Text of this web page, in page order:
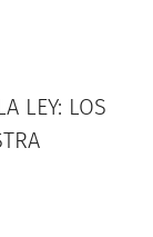
LEY: LOS